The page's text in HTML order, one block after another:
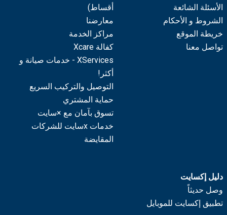
الأسئلة الشائعة
الشروط و الأحكام
خريطة الموقع
تواصل معنا
أقساط)
معارضنا
مراكز الخدمة
كفالة Xcare
XServices - خدمات صيانة و
أكثر!
التوصيل والتركيب السريع
حماية المشتري
تسوق بآمان مع ×سايت
خدمات xسايت للشركات
المقايضة
دليل إكسايت
وصل حديثاً
تطبيق إكسايت للموبايل